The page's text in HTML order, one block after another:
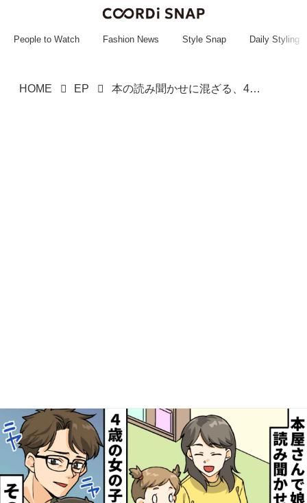
~~~~~~~~~~~
People to Watch Fashion News Style Snap Daily Styling
HOME EP 本の読み聞かせに混ざる、4歳の女の子。父親が失踪し「青ざめた」→ 館内放送で呼び出した結果